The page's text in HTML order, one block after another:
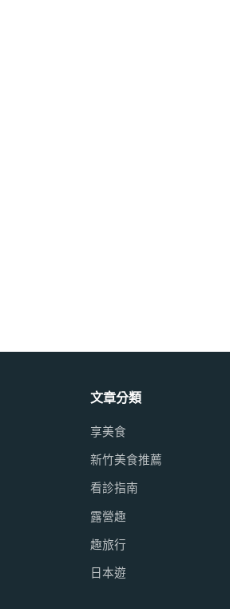
文章分類
享美食
新竹美食推薦
看診指南
露營趣
趣旅行
日本遊